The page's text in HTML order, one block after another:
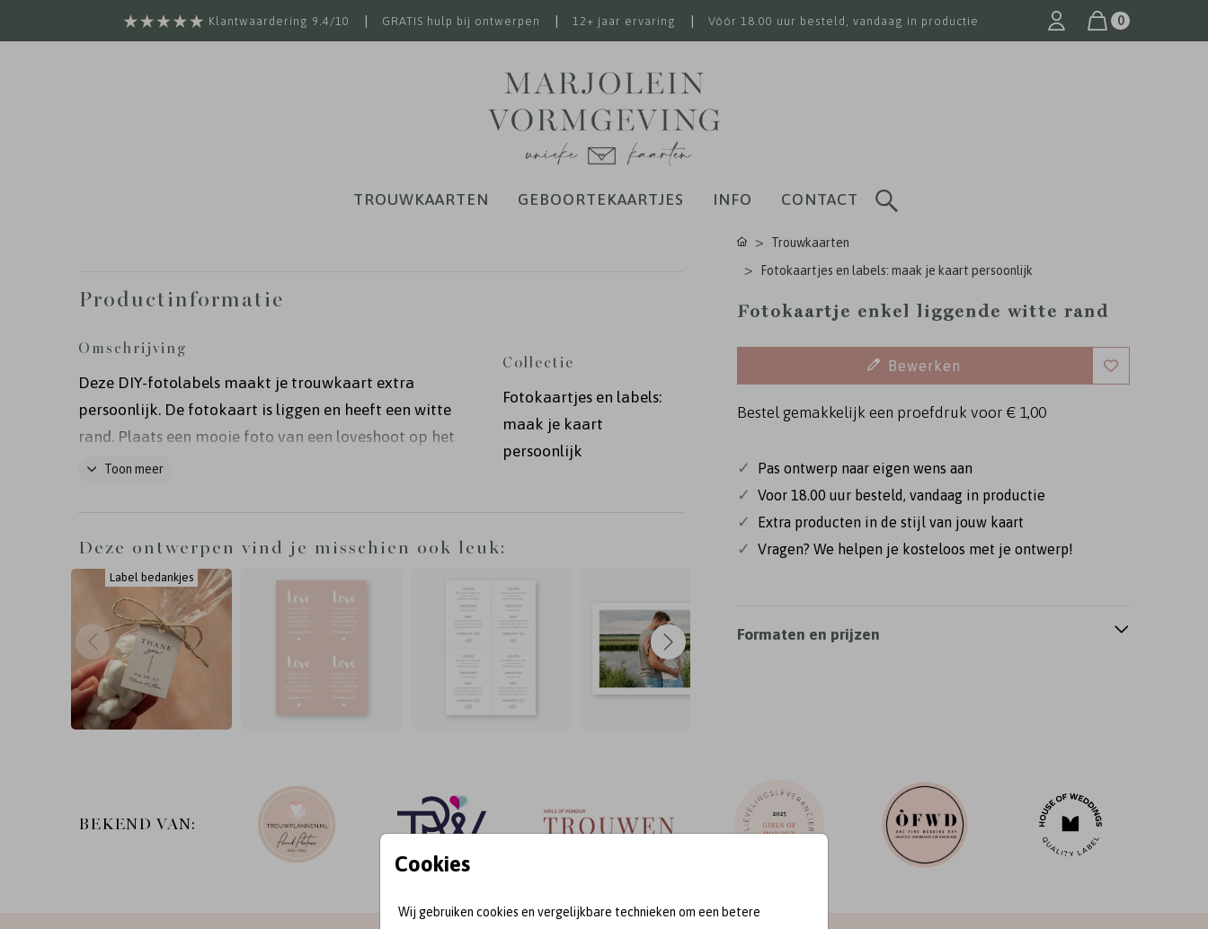
Klantwaardering 9.4/10 GRATIS hulp bij ontwerpen 12+ jaar ervaring Vóór 18.00 uur besteld, vandaag in productie 0
TROUWKAARTEN GEBOORTEKAARTJES INFO CONTACT
Cookies
Wij gebruiken cookies en vergelijkbare technieken om een betere
Productinformatie
Omschrijving
Deze DIY-fotolabels maakt je trouwkaart extra
persoonlijk. De fotokaart is liggen en heeft een witte
rand. Plaats een mooie foto van een loveshoot op het
label. Het fotokaartje bevestig je met een paperclip
gaatjestang. Wanneer je het kaartje op 8,1x5,4 cm
afdrukt, hoef je het kaartje niet zelf bij te snijden of
knippen. Fotografie: Day of my Life -
www.dayofmylife.nl
Toon meer
Collectie
Fotokaartjes en labels:
maak je kaart
persoonlijk
Deze ontwerpen vind je misschien ook leuk:
Label bedankjes
Trouwkaarten
Fotokaartjes en labels: maak je kaart persoonlijk
Fotokaartje enkel liggende witte rand
Bewerken
Bestel gemakkelijk een proefdruk voor € 1,00
✓ Pas ontwerp naar eigen wens aan
✓ Voor 18.00 uur besteld, vandaag in productie
✓ Extra producten in de stijl van jouw kaart
✓ Vragen? We helpen je kosteloos met je ontwerp!
Formaten en prijzen
BEKEND VAN: